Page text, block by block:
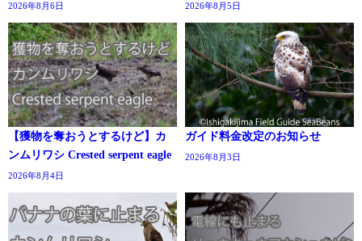
2026年8月6日 2026年8月5日
【獲物を奪おうとするけど】カ
ンムリワシ Crested serpent eagle
2026年8月4日
ガイド料金改定のお知らせ
2026年8月3日